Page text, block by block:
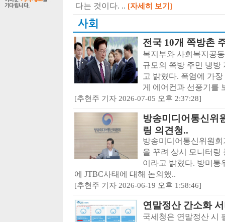
다는 것이다. .. [자세히 보기]
사회
전국 10개 쪽방촌
복지부와 사회복지공
규모의 쪽방 주민 냉방
고 밝혔다. 폭염에 가
게 에어컨과 선풍기를
[추현주 기자 2026-07-05 오후 2:37:28]
방송미디어통신위
링 의견청..
방송미디어통신위원
을 꾸려 상시 모니터링
이라고 밝혔다. 방미통
에 JTBC사태에 대해 논의했..
[추현주 기자 2026-06-19 오후 1:58:46]
연말정산 간소화
국세청은 연말정산 시